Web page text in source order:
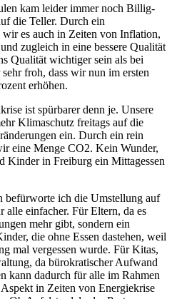
kam leider immer noch Billig-
die Teller. Durch ein
wir es auch in Zeiten von Inflation,
zugleich in eine bessere Qualität
Qualität wichtiger sein als bei
froh, dass wir nun im ersten
erhöhen.
ist spürbarer denn je. Unsere
Klimaschutz freitags auf die
ein. Durch ein rein
eine Menge CO2. Kein Wunder,
Kinder in Freiburg ein Mittagessen
befürworte ich die Umstellung auf
einfacher. Für Eltern, da es
mehr gibt, sondern ein
die ohne Essen dastehen, weil
mal vergessen wurde. Für Kitas,
da bürokratischer Aufwand
kann dadurch für alle im Rahmen
in Zeiten von Energiekrise